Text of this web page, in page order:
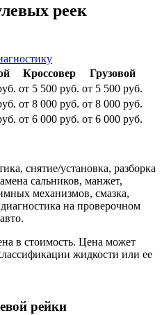
реек
Кроссовер
Грузовой
от 5 500 руб. от 5 500 руб.
от 8 000 руб. от 8 000 руб.
от 6 000 руб. от 6 000 руб.
снятие/установка, разборка
сальников, манжет,
механизмов, смазка,
на проверочном
в стоимость. Цена может
жидкости или ее
рейки